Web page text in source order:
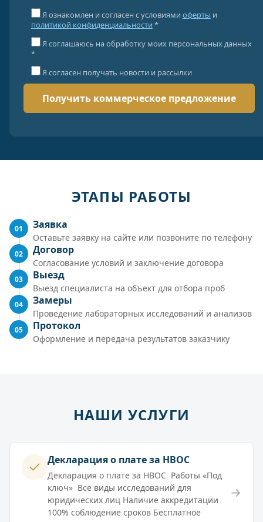
Я ознакомлен и согласен с условиями оферты и
политикой конфиденциальности *
Я соглашаюсь на обработку моих персональных данных
*
Я согласен получать новости и рассылки
ЭТАПЫ РАБОТЫ
01 Заявка
Оставьте заявку на сайте или позвоните по телефону
02 Договор
Согласование условий и заключение договора
03 Выезд
Выезд специалиста на объект для отбора проб
04 Замеры
Проведение лабораторных исследований и анализов
05 Протокол
Оформление и передача результатов заказчику
НАШИ УСЛУГИ
Декларация о плате за НВОС
Декларация о плате за НВОС Работы «Под
ключ» Все виды исследований для
юридических лиц Наличие аккредитации
100% соблюдение сроков Бесплатное
→